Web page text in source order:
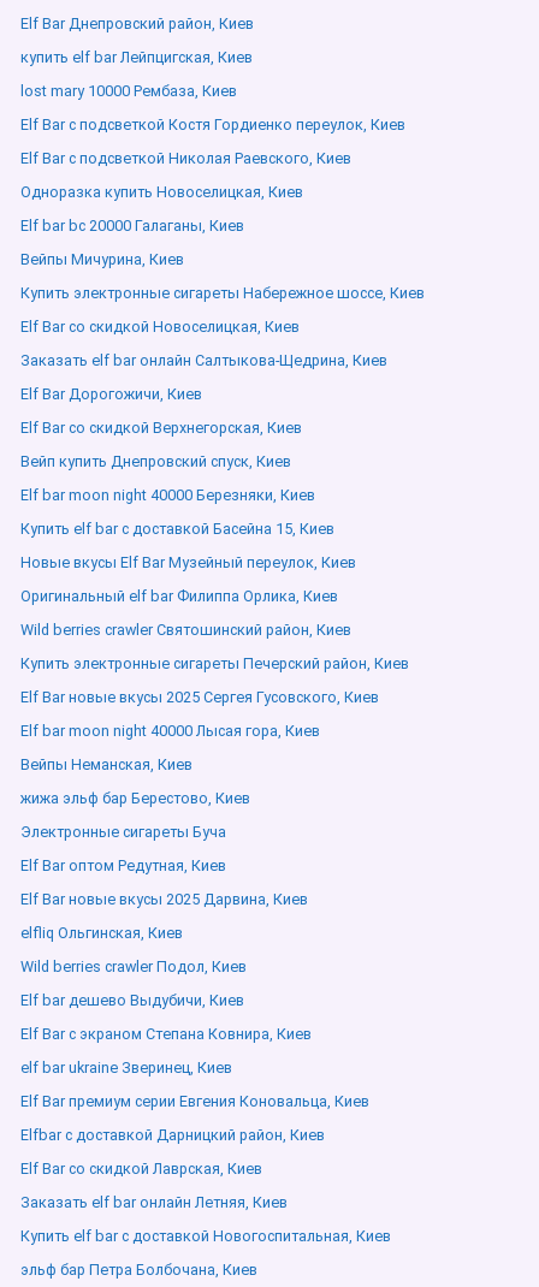
Elf Bar Днепровский район, Киев
купить elf bar Лейпцигская, Киев
lost mary 10000 Рембаза, Киев
Elf Bar с подсветкой Костя Гордиенко переулок, Киев
Elf Bar с подсветкой Николая Раевского, Киев
Одноразка купить Новоселицкая, Киев
Elf bar bc 20000 Галаганы, Киев
Вейпы Мичурина, Киев
Купить электронные сигареты Набережное шоссе, Киев
Elf Bar со скидкой Новоселицкая, Киев
Заказать elf bar онлайн Салтыкова-Щедрина, Киев
Elf Bar Дорогожичи, Киев
Elf Bar со скидкой Верхнегорская, Киев
Вейп купить Днепровский спуск, Киев
Elf bar moon night 40000 Березняки, Киев
Купить elf bar с доставкой Басейна 15, Киев
Новые вкусы Elf Bar Музейный переулок, Киев
Оригинальный elf bar Филиппа Орлика, Киев
Wild berries crawler Святошинский район, Киев
Купить электронные сигареты Печерский район, Киев
Elf Bar новые вкусы 2025 Сергея Гусовского, Киев
Elf bar moon night 40000 Лысая гора, Киев
Вейпы Неманская, Киев
жижа эльф бар Берестово, Киев
Электронные сигареты Буча
Elf Bar оптом Редутная, Киев
Elf Bar новые вкусы 2025 Дарвина, Киев
elfliq Ольгинская, Киев
Wild berries crawler Подол, Киев
Elf bar дешево Выдубичи, Киев
Elf Bar с экраном Степана Ковнира, Киев
elf bar ukraine Зверинец, Киев
Elf Bar премиум серии Евгения Коновальца, Киев
Elfbar с доставкой Дарницкий район, Киев
Elf Bar со скидкой Лаврская, Киев
Заказать elf bar онлайн Летняя, Киев
Купить elf bar с доставкой Новогоспитальная, Киев
эльф бар Петра Болбочана, Киев